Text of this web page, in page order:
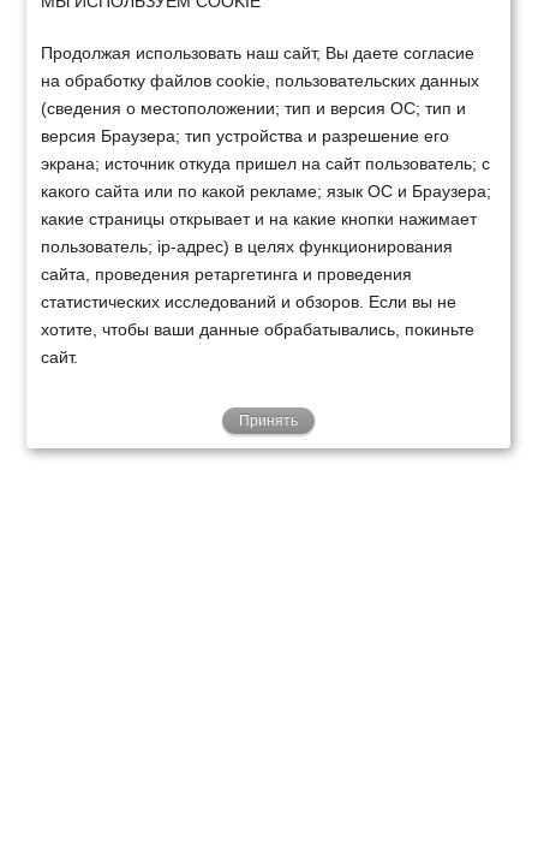
Продолжая использовать наш сайт, Вы даете согласие
на обработку файлов cookie, пользовательских данных
(сведения о местоположении; тип и версия ОС; тип и
версия Браузера; тип устройства и разрешение его
экрана; источник откуда пришел на сайт пользователь; с
какого сайта или по какой рекламе; язык ОС и Браузера;
какие страницы открывает и на какие кнопки нажимает
пользователь; ip-адрес) в целях функционирования
сайта, проведения ретаргетинга и проведения
статистических исследований и обзоров. Если вы не
хотите, чтобы ваши данные обрабатывались, покиньте
сайт.
Принять